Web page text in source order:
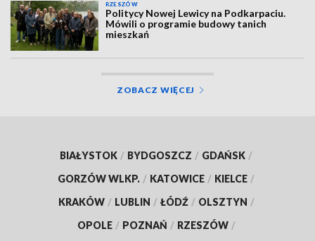
RZESZÓW
Politycy Nowej Lewicy na Podkarpaciu.
Mówili o programie budowy tanich
mieszkań
ZOBACZ WIĘCEJ
BIAŁYSTOK / BYDGOSZCZ / GDAŃSK /
GORZÓW WLKP. / KATOWICE / KIELCE /
KRAKÓW / LUBLIN / ŁÓDŹ / OLSZTYN /
OPOLE / POZNAŃ / RZESZÓW /